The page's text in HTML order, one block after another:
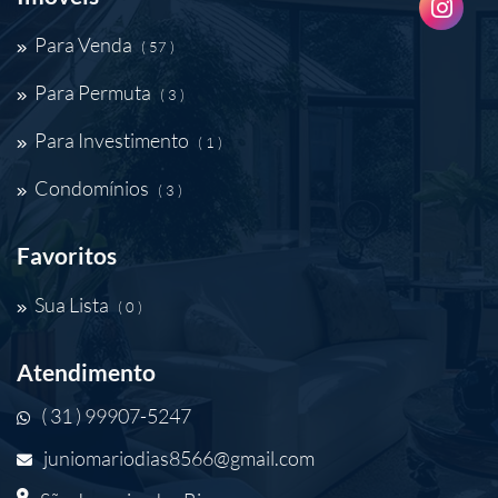
Para Venda ( 57 )
Para Permuta ( 3 )
Para Investimento ( 1 )
Condomínios ( 3 )
Favoritos
Sua Lista ( 0 )
Atendimento
( 31 ) 99907-5247
juniomariodias8566@gmail.com